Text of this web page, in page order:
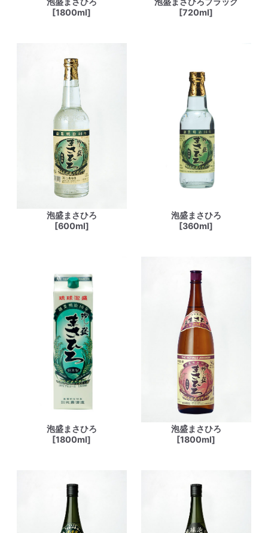
[1800ml]
[720ml]
泡盛まさひろ
[600ml]
泡盛まさひろ
[360ml]
泡盛まさひろ
[1800ml]
泡盛まさひろ
[1800ml]